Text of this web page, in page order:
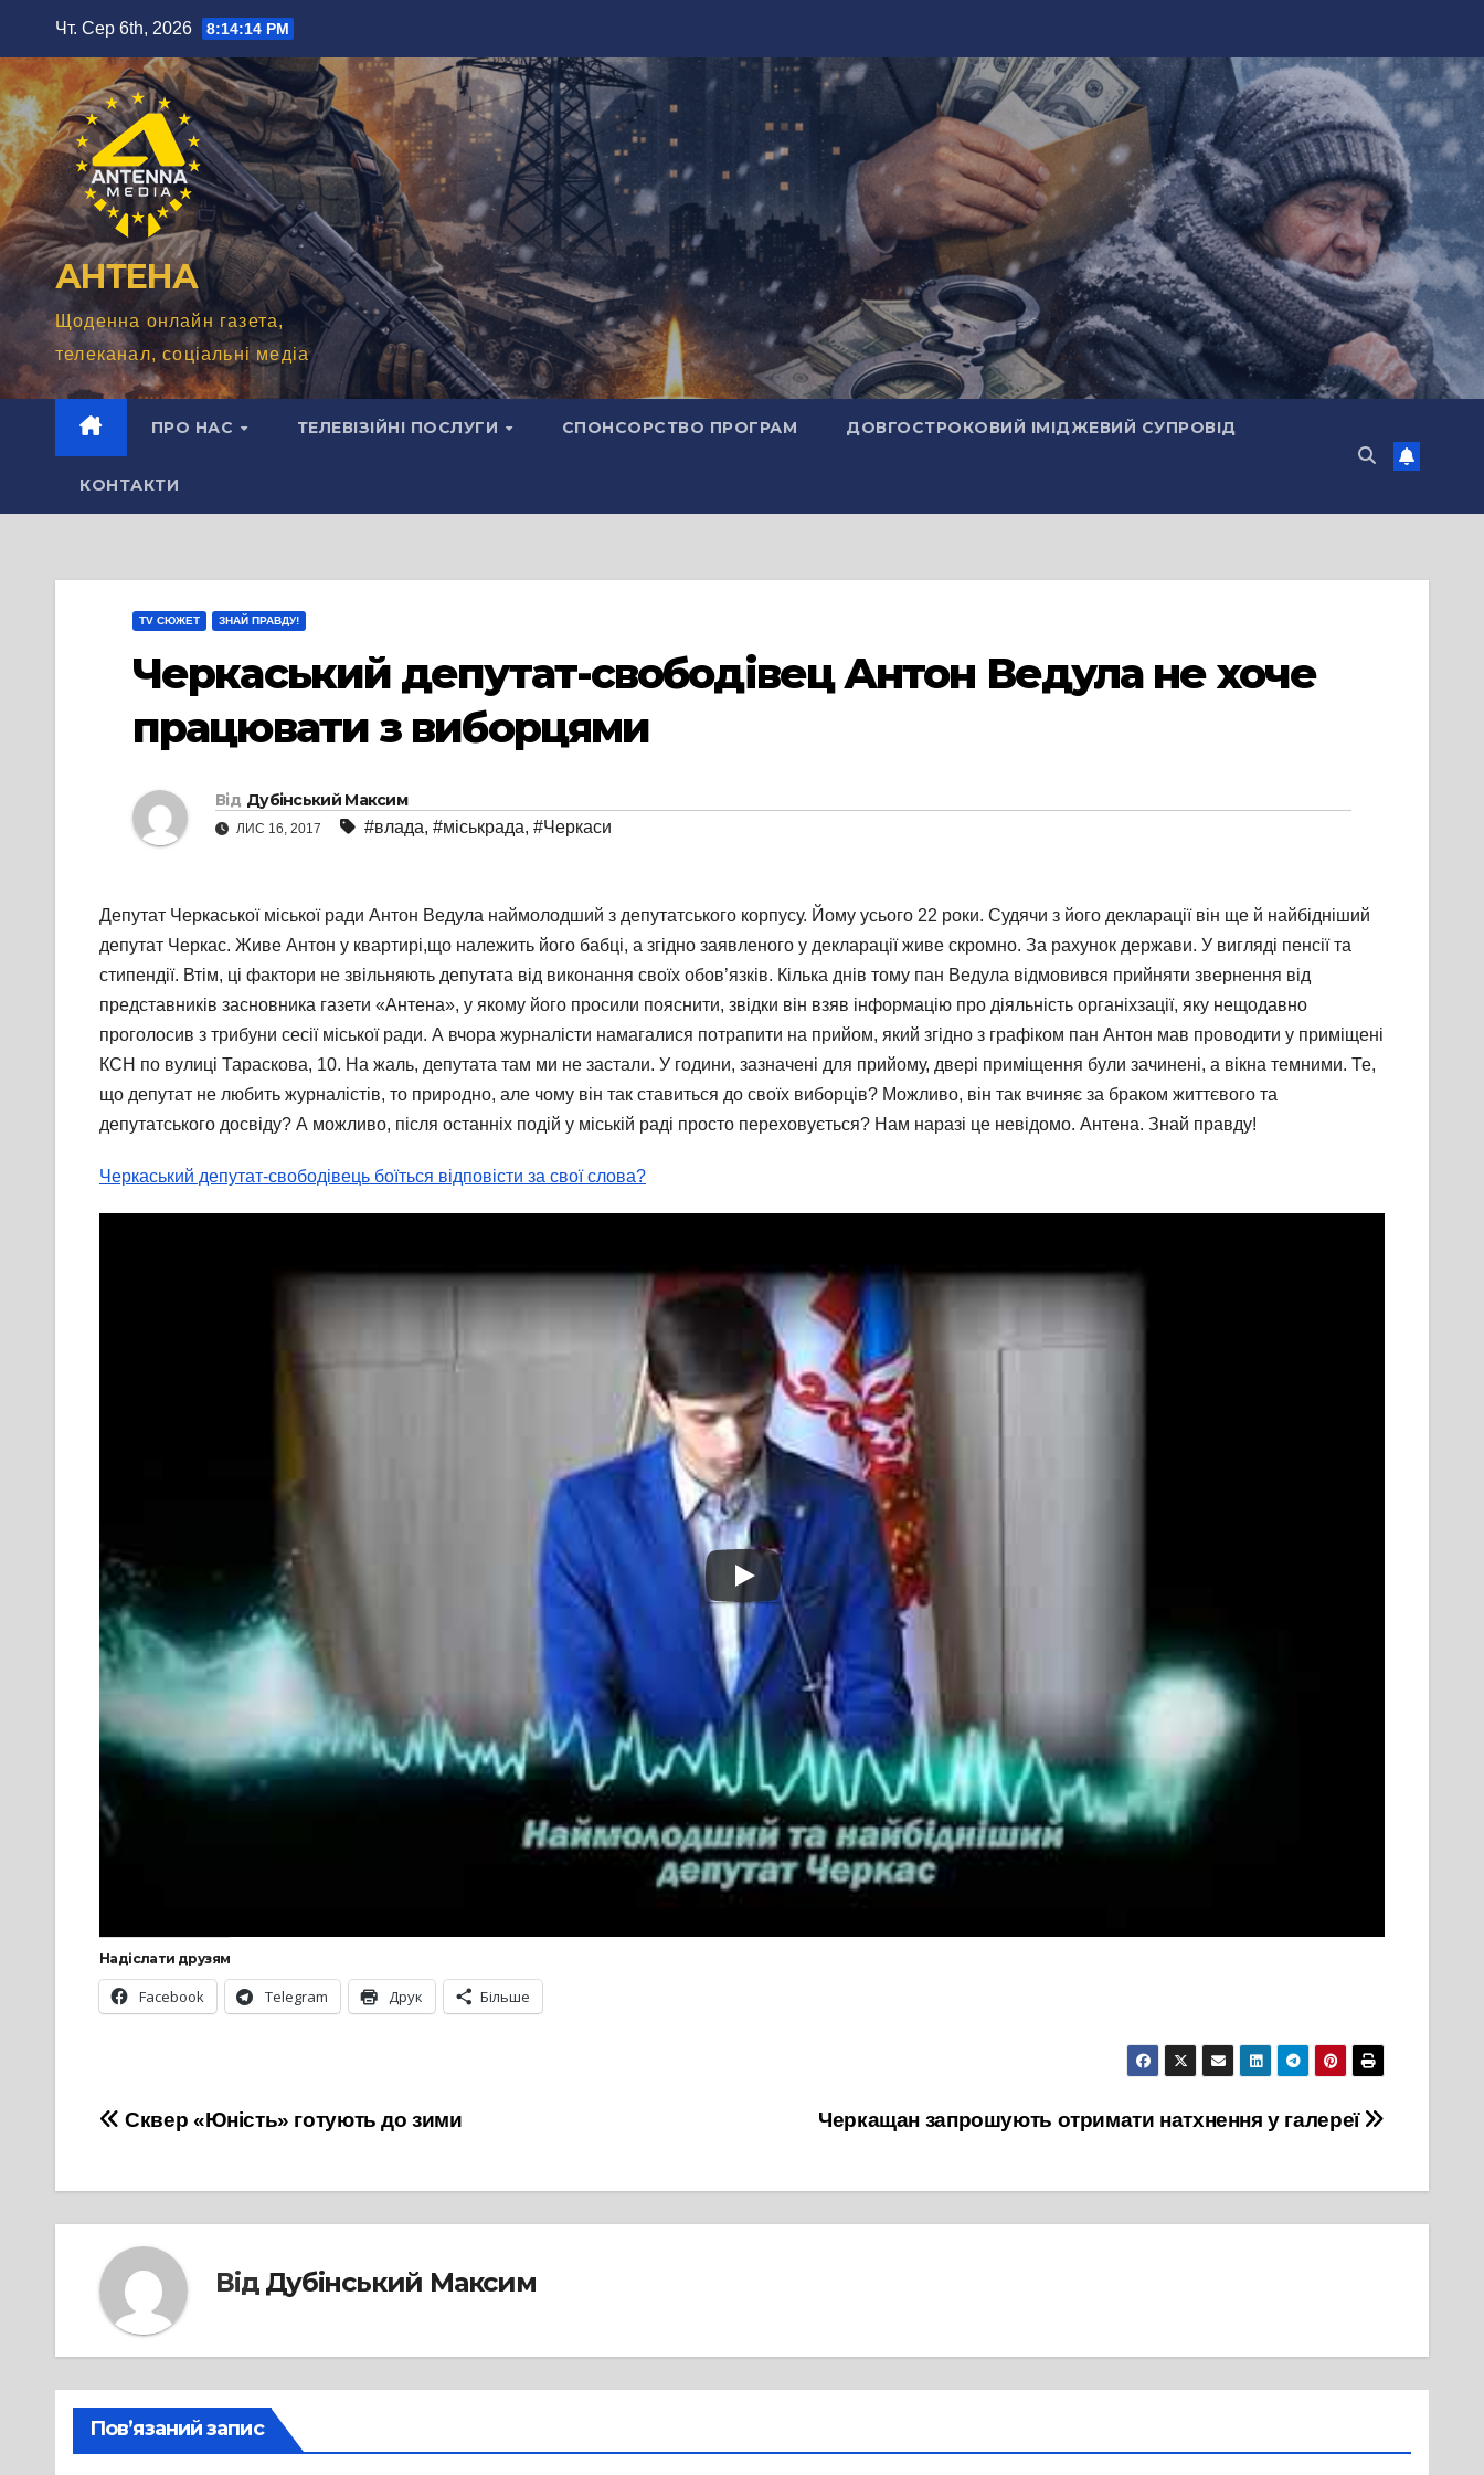
вмісту
Чт. Сер 6th, 2026 8:14:15 PM
АНТЕНА
Щоденна онлайн газета,
телеканал, соціальні медіа
ПРО НАС ТЕЛЕВІЗІЙНІ ПОСЛУГИ СПОНСОРСТВО ПРОГРАМ ДОВГОСТРОКОВИЙ ІМІДЖЕВИЙ СУПРОВІД
КОНТАКТИ
TV СЮЖЕТ ЗНАЙ ПРАВДУ!
Черкаський депутат-свободівец Антон Ведула не хоче
працювати з виборцями
Від Дубінський Максим
ЛИС 16, 2017 #влада, #міськрада, #Черкаси
Депутат Черкаської міської ради Антон Ведула наймолодший з депутатського корпусу. Йому усього 22 роки. Судячи з його декларації він ще й найбідніший
депутат Черкас. Живе Антон у квартирі,що належить його бабці, а згідно заявленого у декларації живе скромно. За рахунок держави. У вигляді пенсії та
стипендії. Втім, ці фактори не звільняють депутата від виконання своїх обов’язків. Кілька днів тому пан Ведула відмовився прийняти звернення від
представників засновника газети «Антена», у якому його просили пояснити, звідки він взяв інформацію про діяльність органіхзації, яку нещодавно
проголосив з трибуни сесії міської ради. А вчора журналісти намагалися потрапити на прийом, який згідно з графіком пан Антон мав проводити у приміщені
КСН по вулиці Тараскова, 10. На жаль, депутата там ми не застали. У години, зазначені для прийому, двері приміщення були зачинені, а вікна темними. Те,
що депутат не любить журналістів, то природно, але чому він так ставиться до своїх виборців? Можливо, він так вчиняє за браком життєвого та
депутатського досвіду? А можливо, після останніх подій у міській раді просто переховується? Нам наразі це невідомо. Антена. Знай правду!
Черкаський депутат-свободівець боїться відповісти за свої слова?
Надіслати друзям
Facebook Telegram Друк Більше
Навігація
Черкащан запрошують отримати натхнення у галереї
Сквер «Юність» готують до зими
Від Дубінський Максим
Пов’язаний запис